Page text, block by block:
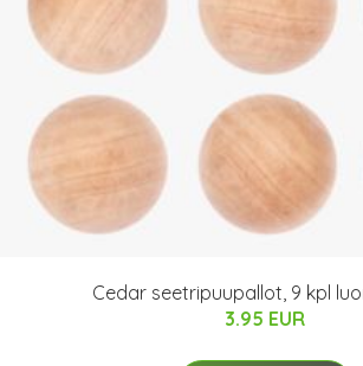
Cedar seetripuupallot, 9 kpl
3.95 EUR